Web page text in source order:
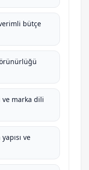
bütçe
ve marka dili
ve